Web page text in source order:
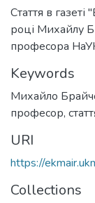
Стаття в
році Михайлу
професора
Keywords
Михайло
професор,
URI
https://
Collections